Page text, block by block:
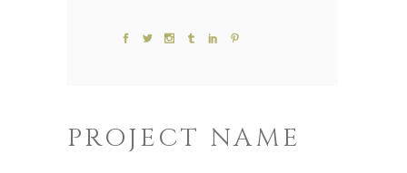
PROJECT NAME